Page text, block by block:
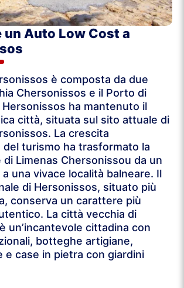
un Auto Low Cost a
è composta da due
Chersonissos e il Porto di
ha mantenuto il
città, situata sul sito attuale di
La crescita
del turismo ha trasformato la
Limenas Chersonissou da un
una vivace località balneare. Il
di Hersonissos, situato più
conserva un carattere più
La città vecchia di
un’incantevole cittadina con
botteghe artigiane,
e case in pietra con giardini